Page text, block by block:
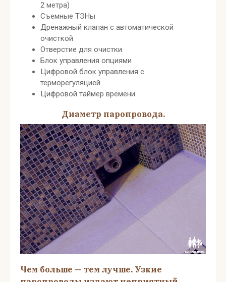
2 метра)
Съемные ТЭНы
Дренажный клапан с автоматической
очисткой
Отверстие для очистки
Блок управления опциями
Цифровой блок управления с
терморегуляцией
Цифровой таймер времени
Диаметр паропровода.
Чем больше — тем лучше. Узкие